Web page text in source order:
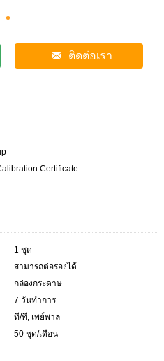
ติดต่อเรา
Certificate
1 ชุด
สามารถต่อรองได้
กล่องกระดาษ
7 วันทำการ
ที/ที, เพย์พาล
50 ชุด/เดือน